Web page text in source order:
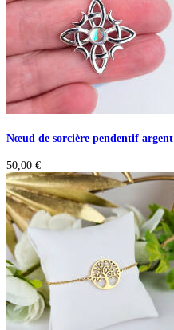
Nœud de sorcière pendentif argent
50,00 €